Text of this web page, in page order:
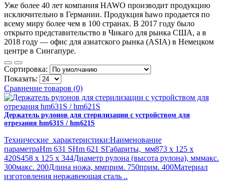
Уже более 40 лет компания HAWO производит продукцию
исключительно в Германии. Продукция hawo продается по
всему миру более чем в 100 странах. В 2017 году было
открыто представительство в Чикаго для рынка США, а в
2018 году — офис для азиатского рынка (ASIA) в Немецком
центре в Сингапуре.
Сортировка:
Показать:
Сравнение товаров (0)
Держатель рулонов для стерилизации с устройством для
отрезания hm631S / hm621S
Технические характеристики:Наименование
параметраHm 631 SHm 621 SГабариты, мм873 x 125 x
420S458 x 125 x 344Диаметр рулона (высота рулона), мммакс.
300макс. 200Длина ножа, ммприм. 750прим. 400Материал
изготовления нержавеющая сталь ..